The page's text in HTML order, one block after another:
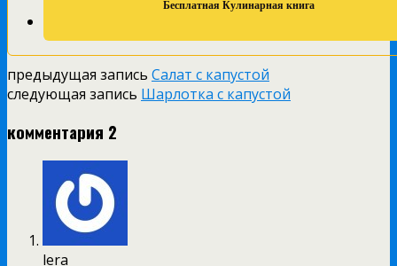
предыдущая запись Салат с капустой
следующая запись Шарлотка с капустой
комментария 2
lera